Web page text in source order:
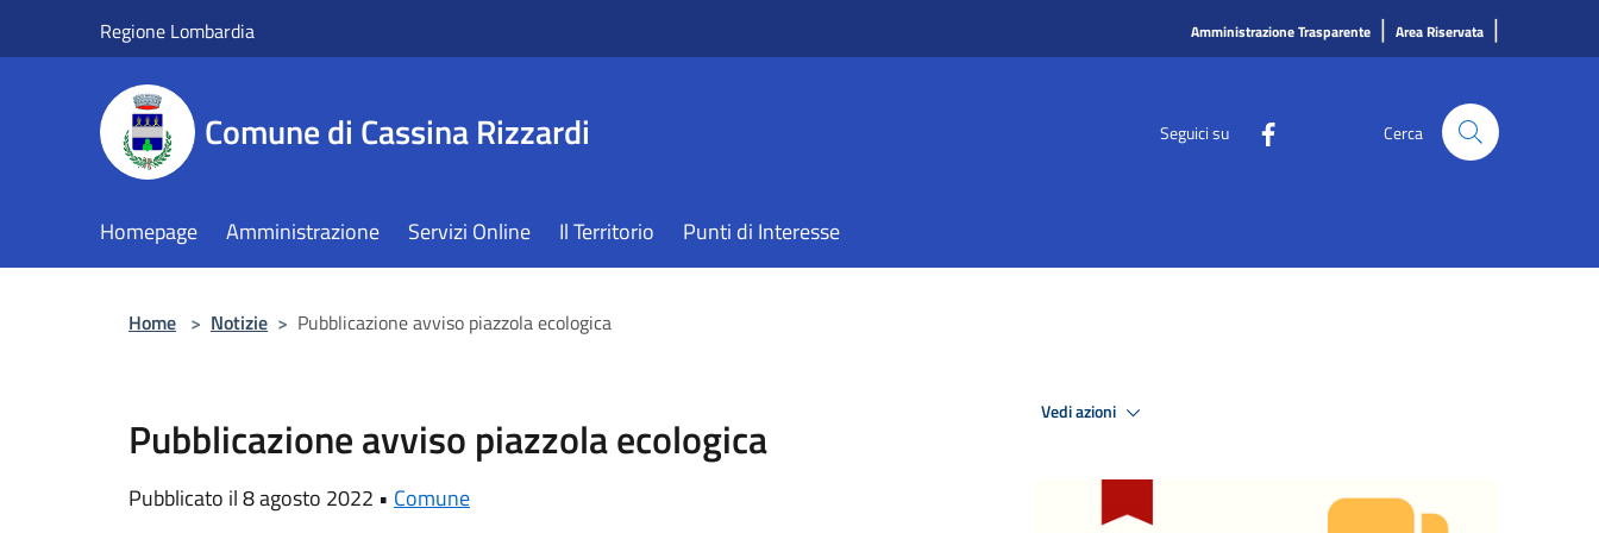
Regione Lombardia Amministrazione Trasparente | Area Riservata |
Comune di Cassina Rizzardi Seguici su Cerca
Homepage Amministrazione Servizi Online Il Territorio Punti di Interesse
Home > Notizie > Pubblicazione avviso piazzola ecologica
Pubblicazione avviso piazzola ecologica
Pubblicato il 8 agosto 2022 • Comune
Vedi azioni